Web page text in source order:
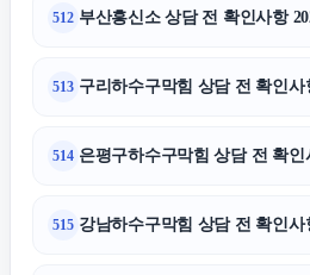
512 부산흥신소 상담 전 확인사항
513 구리하수구막힘 상담 전 확인사
514 은평구하수구막힘 상담 전 확인
515 강남하수구막힘 상담 전 확인사